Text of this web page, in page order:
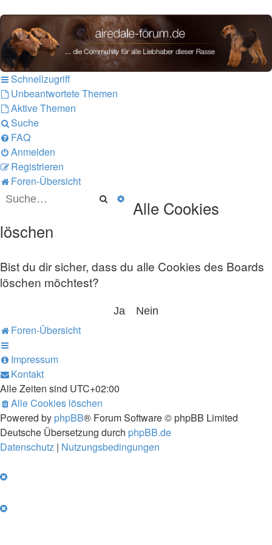
airedale-forum.de
Schnellzugriff
Unbeantwortete Themen
Aktive Themen
Suche
FAQ
Anmelden
Registrieren
Foren-Übersicht
Suche
Alle Cookies
löschen
Bist du dir sicher, dass du alle Cookies des Boards
löschen möchtest?
Foren-Übersicht
Impressum
Kontakt
Alle Zeiten sind UTC+02:00
Alle Cookies löschen
Powered by phpBB® Forum Software © phpBB Limited
Deutsche Übersetzung durch phpBB.de
Datenschutz | Nutzungsbedingungen